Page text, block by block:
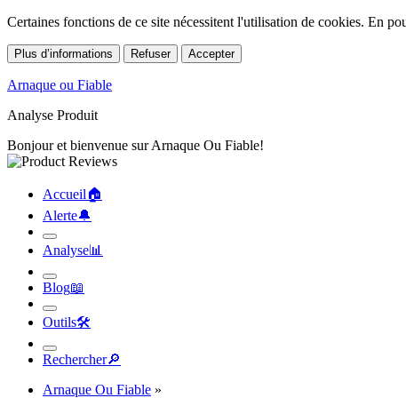
Certaines fonctions de ce site nécessitent l'utilisation de cookies. En
Plus d’informations Refuser Accepter
Arnaque ou Fiable
Analyse Produit
Bonjour et bienvenue sur Arnaque Ou Fiable!
Accueil🏠︎
Alerte🔔︎
Analyse📊︎
Blog📖︎
Outils🛠︎
Rechercher🔎︎
Arnaque Ou Fiable »